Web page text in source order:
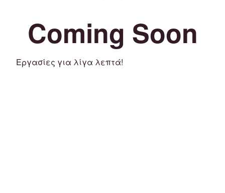
Coming Soon
Εργασίες για λίγα λεπτά!